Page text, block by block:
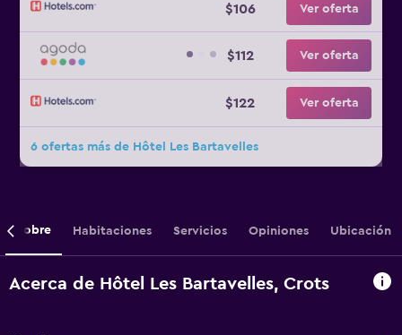
$106 Ver oferta
$112 Ver oferta
$122 Ver oferta
6 ofertas más de Hôtel Les Bartavelles
Sobre Habitaciones Servicios Opiniones Ubicación
Acerca de Hôtel Les Bartavelles, Crots